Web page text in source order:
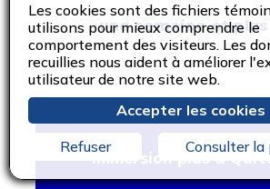
une semaine et plus
Immersion plus à
Les cookies sont des fichiers
utilisons pour mieux comprendre le
comportement des visiteurs. Les
recuillies nous aident à améliorer
utilisateur de notre site web.
Accepter les cookies
Refuser
Consulter